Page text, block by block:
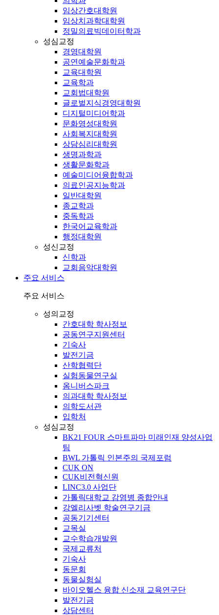
임상간호대학원
임상치과학대학원
정밀의료빅데이터학과
성심교정
경영대학원
공연예술문화학과
교육대학원
교육학과
교회법대학원
글로벌지식경영대학원
디지털미디어학과
문화영성대학원
사회복지대학원
상담심리대학원
생명과학과
생활문화학과
예술미디어융합학과
의료인공지능학과
일반대학원
종교학과
중독학과
한국어교육학과
행정대학원
성신교정
신학과
교회음악대학원
주요 서비스
주요 서비스
성의교정
간호대학 학사정보
공동연구지원센터
기숙사
발전기금
산학협력단
실험동물연구실
옴니버스파크
의과대학 학사정보
의학도서관
입학처
성심교정
BK21 FOUR 스마트파마 미래인재 양성사업
팀
BWL 가톨릭 인본주의 국제포럼
CUK ON
CUK비전혁신원
LINC3.0 사업단
가톨릭대학교 감염병 종합안내
강엘리사벳 학술연구기금
공동기기센터
교목실
교수학습개발원
국제교류처
기숙사
동문회
동물실험실
바이오헬스 융합 신소재 교육연구단
발전기금
상담센터